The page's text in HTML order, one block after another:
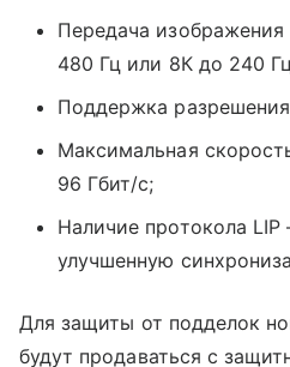
Передача
480 Гц или 8К до 240
Поддержка
Максимальная
96 Гбит/с;
Наличие протокола LIP
улучшенную
Для защиты от подделок
будут продаваться с